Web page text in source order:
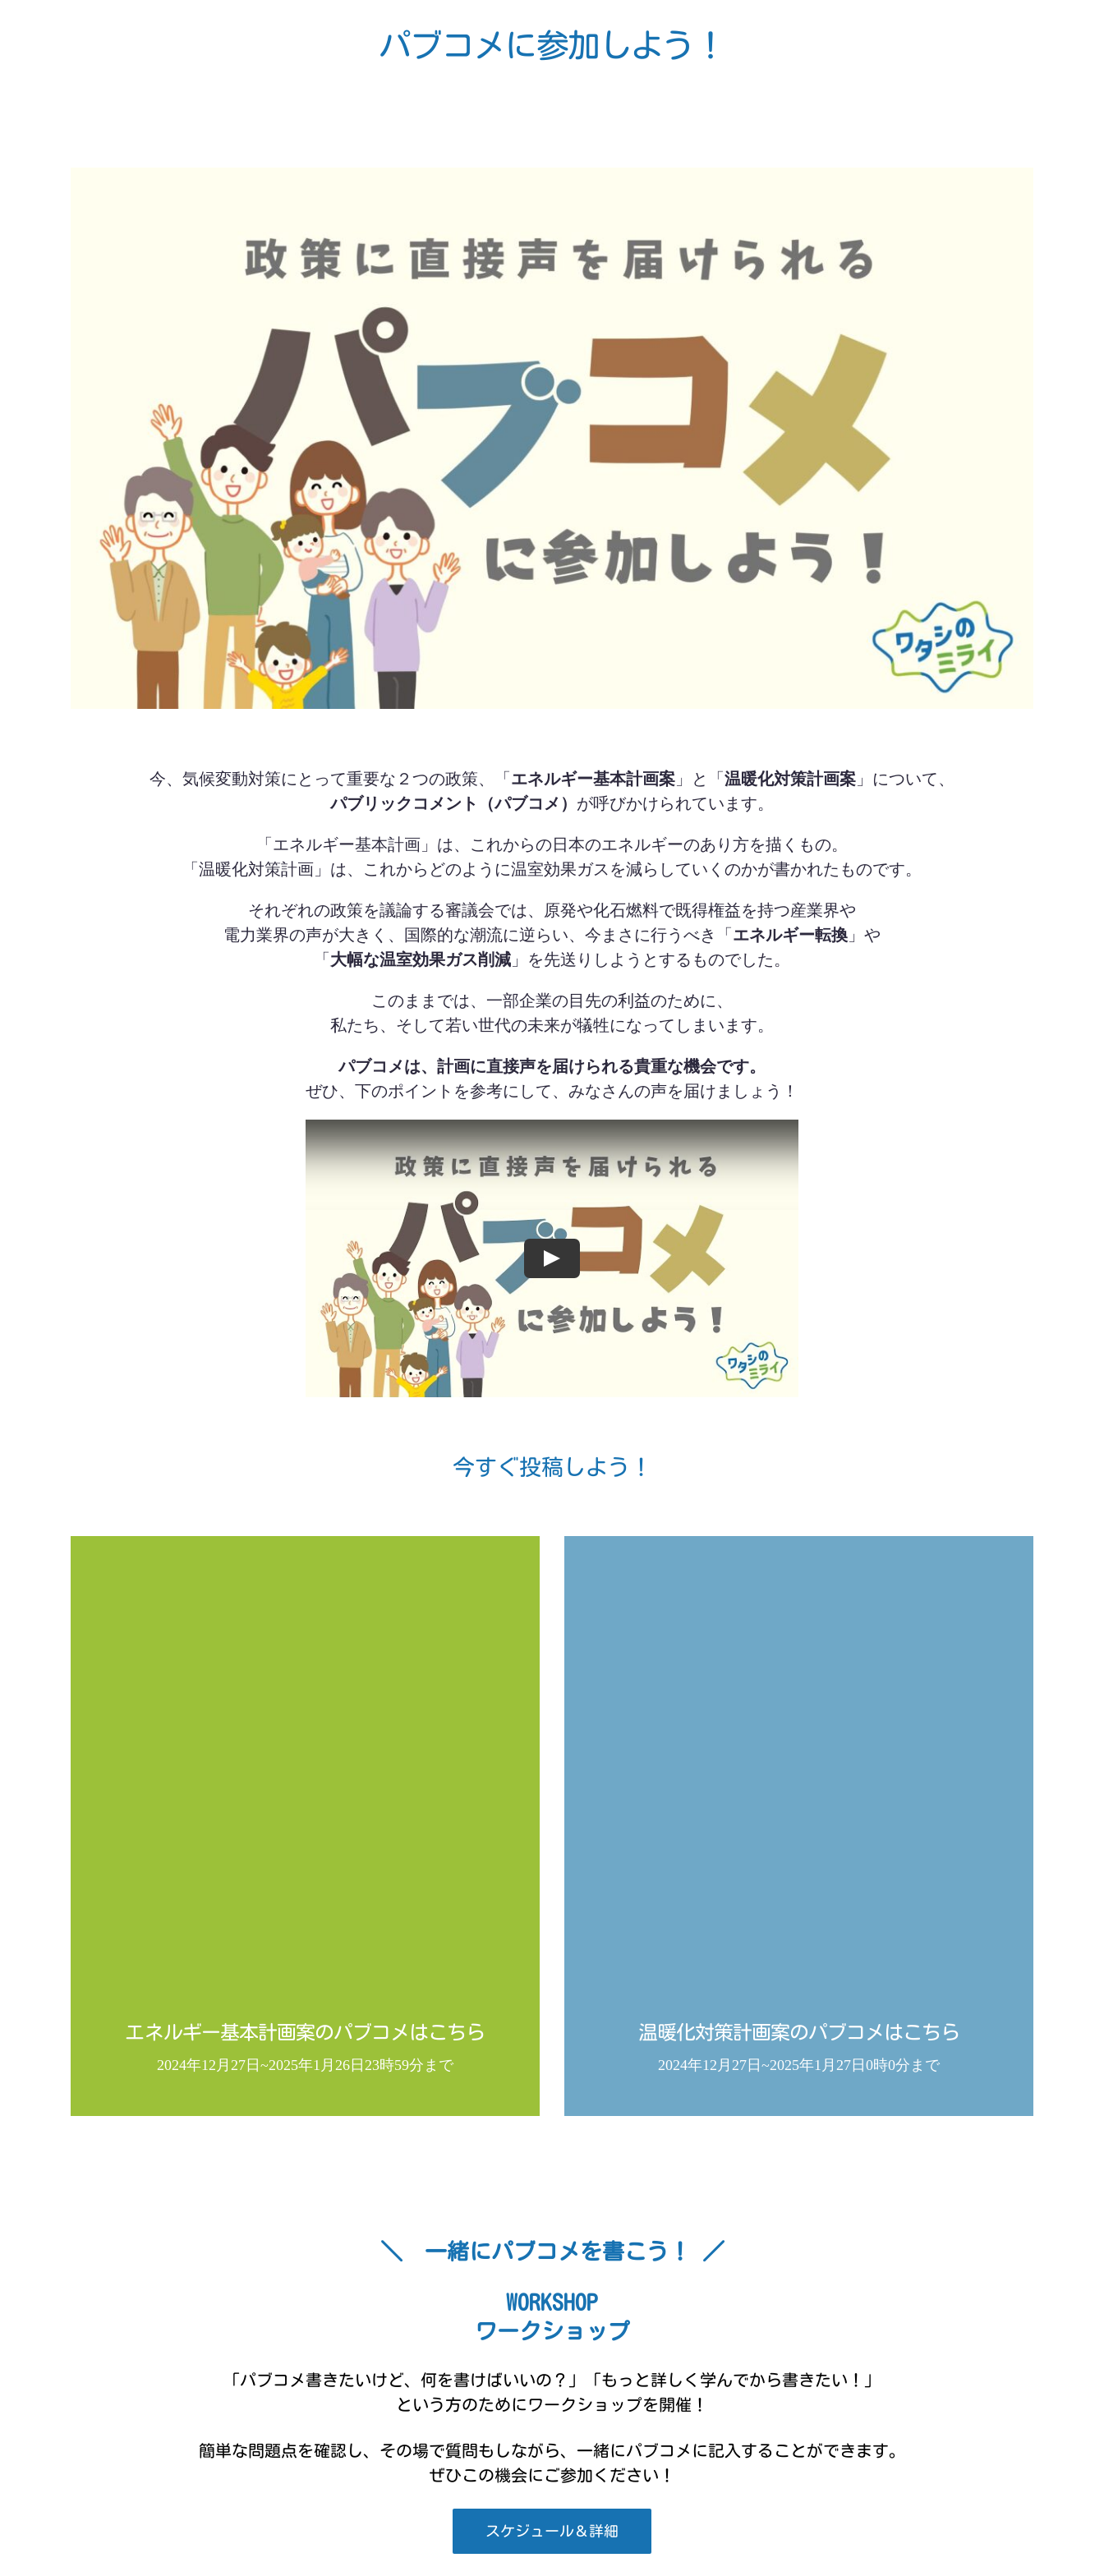
パブコメに参加しよう！
今、気候変動対策にとって重要な２つの政策、 「 エネルギー基本計画案 」と「 温暖化対策計画案 」について、
パブリックコメント（パブコメ） が呼びかけられています。
「エネルギー基本計画」は、これからの日本のエネルギーのあり方を描くもの。
「温暖化対策計画」は、これからどのように温室効果ガスを減らしていくのかが書かれたものです。
それぞれの政策を議論する審議会では、 原発や化石燃料で既得権益を持つ産業界や
電力業界の声が大きく、
国際的な潮流に逆らい、 今まさに行うべき「 エネルギー転換 」や
「 大幅な温室効果ガス削減 」を先送りしようとするものでした。
このままでは、一部企業の目先の利益のために、
私たち、そして若い世代の未来が犠牲になってしまいます。
パブコメは、計画に直接声を届けられる貴重な機会です。
ぜひ、下のポイントを参考にして、みなさんの声を届けましょう！
今すぐ投稿しよう！
エネルギー基本計画案のパブコメはこちら
2024年12月27日~2025年1月26日23時59分まで
温暖化対策計画案のパブコメはこちら
2024年12月27日~2025年1月27日0時0分まで
＼ 一緒にパブコメを書こう！ ／
WORKSHOP
ワークショップ
「パブコメ書きたいけど、何を書けばいいの？」
「もっと詳しく学んでから書きたい！」
という方のために ワークショップを開催！
簡単な問題点を確認し、その場で質問もしながら、 一緒にパブコメに記入することができます。
ぜひこの機会にご参加ください！
スケジュール＆詳細